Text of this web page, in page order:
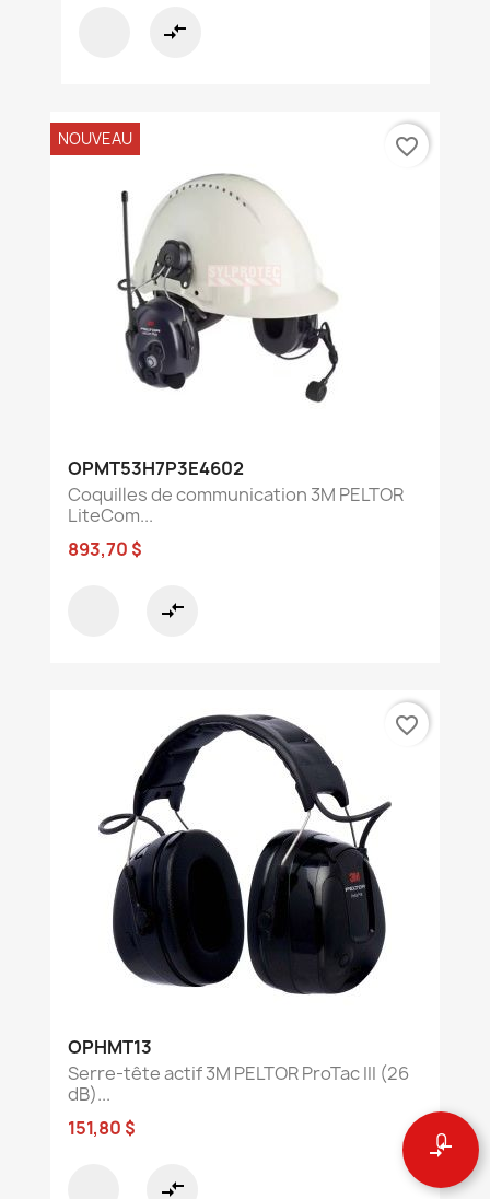
0
compare_arrows
compare_arrows
OPMT53H7P3E4602
Coquilles de communication 3M PELTOR
LiteCom...
893,70 $
compare_arrows
NOUVEAU favorite_border
OPHMT13
Serre-tête actif 3M PELTOR ProTac III (26
dB)...
151,80 $
compare_arrows
favorite_border